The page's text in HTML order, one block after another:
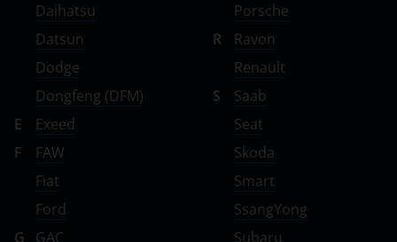
Daihatsu
Datsun
Dodge
Dongfeng (DFM)
E
Exeed
F
FAW
Fiat
Ford
G
GAC
Porsche
R
Ravon
Renault
S
Saab
Seat
Skoda
Smart
SsangYong
Subaru